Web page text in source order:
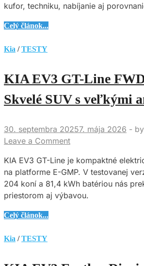
kufor, techniku, nabíjanie aj
Leapmotor
EV
chcete
skvelé
elektrické
za
rozumnú
To
musí
mať
háčik…
Celý článok...
Kia /TESTY
KIA EV3 GT-Line
Skvelé SUV s veľkými
30. septembra 20257. mája 2026 - by
Leave a Comment
KIA EV3 GT-Line je kompaktné
na platforme E-GMP. V testovanej
204 koní a 81,4 kWh batériou nás
priestorom aj výbavou.
KIA
GT-
Celý článok...
Kia /TESTY